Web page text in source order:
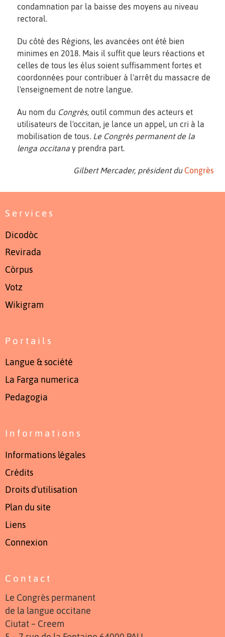
condamnation par la baisse des moyens au niveau
rectoral.
Du côté des Régions, les avancées ont été bien
minimes en 2018. Mais il suffit que leurs réactions et
celles de tous les élus soient suffisamment fortes et
coordonnées pour contribuer à l'arrêt du massacre de
l'enseignement de notre langue.
Au nom du Congrès, outil commun des acteurs et
utilisateurs de l'occitan, je lance un appel, un cri à la
mobilisation de tous. Le Congrès permanent de la
lenga occitana y prendra part.
Gilbert Mercader, président du Congrès
Services
Dicodòc
Revirada
Còrpus
Votz
Wikigram
Portails
Langue & société
La Farga numerica
Pedagogia
Informations
Informations légales
Crédits
Droits d'utilisation
Plan du site
Liens
Connexion
Contact
Le Congrès permanent
de la langue occitane
Ciutat – Creem